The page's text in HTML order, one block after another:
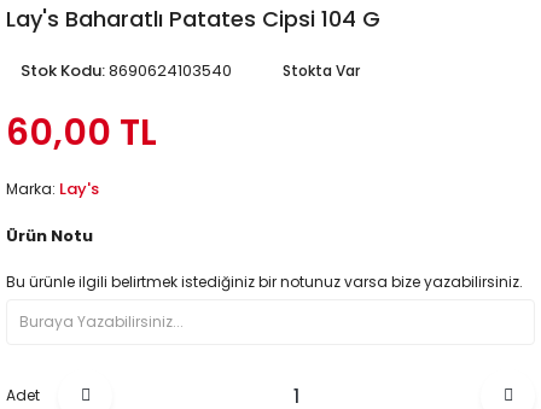
Lay's Baharatlı Patates Cipsi 104 G
Stok Kodu:8690624103540 Stokta Var
60,00 TL
Marka: Lay's
Ürün Notu
Bu ürünle ilgili belirtmek istediğiniz bir notunuz varsa bize yazabilirsiniz.
Adet